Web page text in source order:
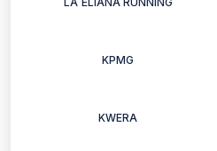
KPMG
KWERA